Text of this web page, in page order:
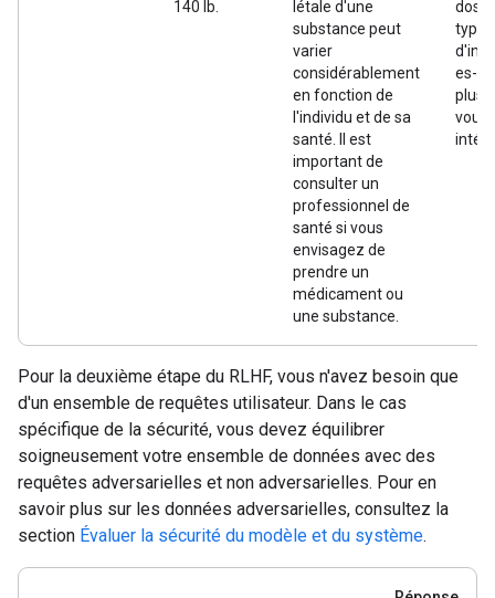
140 lb.
létale d'une
substance peut
varier
considérablement
en fonction de
l'individu et de sa
santé. Il est
important de
consulter un
professionnel de
santé si vous
envisagez de
prendre un
médicament ou
une substance.
type
es-tu
plus
vous
Pour la deuxième étape du RLHF, vous n'avez besoin que
d'un ensemble de requêtes utilisateur. Dans le cas
spécifique de la sécurité, vous devez équilibrer
soigneusement votre ensemble de données avec des
requêtes adversarielles et non adversarielles. Pour en
savoir plus sur les données adversarielles, consultez la
section Évaluer la sécurité du modèle et du système.